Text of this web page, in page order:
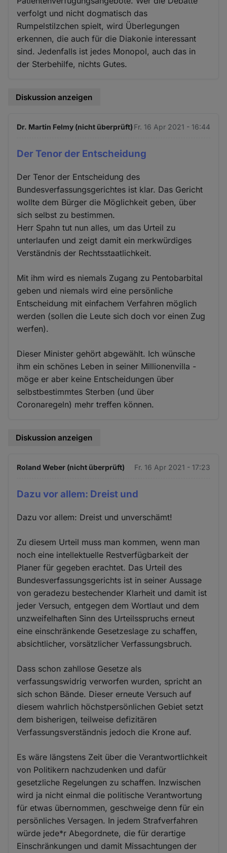
verfolgt und nicht dogmatisch das
Rumpelstilzchen spielt, wird Überlegungen
erkennen, die auch für die Diakonie interessant
sind. Jedenfalls ist jedes Monopol, auch das in
der Sterbehilfe, nichts Gutes.
Diskussion anzeigen
Dr. Martin Felmy (nicht überprüft) Fr. 16 Apr 2021 - 16:44
Der Tenor der Entscheidung
Der Tenor der Entscheidung des
Bundesverfassungsgerichtes ist klar. Das Gericht
wollte dem Bürger die Möglichkeit geben, über
sich selbst zu bestimmen.
Herr Spahn tut nun alles, um das Urteil zu
unterlaufen und zeigt damit ein merkwürdiges
Verständnis der Rechtsstaatlichkeit.
Mit ihm wird es niemals Zugang zu Pentobarbital
geben und niemals wird eine persönliche
Entscheidung mit einfachem Verfahren möglich
werden (sollen die Leute sich doch vor einen Zug
werfen).
Dieser Minister gehört abgewählt. Ich wünsche
ihm ein schönes Leben in seiner Millionenvilla -
möge er aber keine Entscheidungen über
selbstbestimmtes Sterben (und über
Coronaregeln) mehr treffen können.
Diskussion anzeigen
Roland Weber (nicht überprüft) Fr. 16 Apr 2021 - 17:23
Dazu vor allem: Dreist und
Dazu vor allem: Dreist und unverschämt!
Zu diesem Urteil muss man kommen, wenn man
noch eine intellektuelle Restverfügbarkeit der
Planer für gegeben erachtet. Das Urteil des
Bundesverfassungsgerichts ist in seiner Aussage
von geradezu bestechender Klarheit und damit ist
jeder Versuch, entgegen dem Wortlaut und dem
unzweifelhaften Sinn des Urteilsspruchs erneut
eine einschränkende Gesetzeslage zu schaffen,
absichtlicher, vorsätzlicher Verfassungsbruch.
Dass schon zahllose Gesetze als
verfassungswidrig verworfen wurden, spricht an
sich schon Bände. Dieser erneute Versuch auf
diesem wahrlich höchstpersönlichen Gebiet setzt
dem bisherigen, teilweise defizitären
Verfassungsverständnis jedoch die Krone auf.
Es wäre längstens Zeit über die Verantwortlichkeit
von Politikern nachzudenken und dafür
gesetzliche Regelungen zu schaffen. Inzwischen
wird ja nicht einmal die politische Verantwortung
für etwas übernommen, geschweige denn für ein
persönliches Versagen. In jedem Strafverfahren
würde jede*r Abegordnete, die für derartige
Einschränkungen und damit Missachtungen der